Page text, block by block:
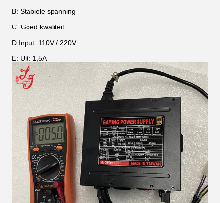
B: Stabiele spanning
C: Goed kwaliteit
D:Input: 110V / 220V
E: Uit: 1,5A